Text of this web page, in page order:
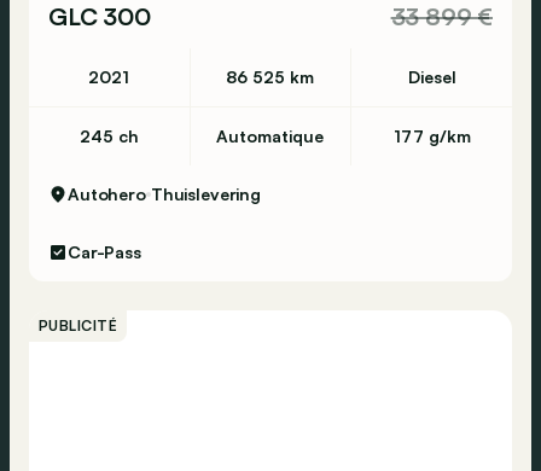
GLC 300
33 899 €
2021 86 525 km Diesel
245 ch Automatique 177 g/km
Autohero Thuislevering
Car-Pass
PUBLICITÉ